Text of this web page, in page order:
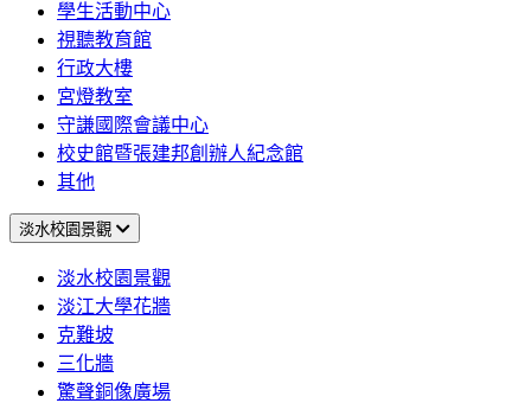
學生活動中心
視聽教育館
行政大樓
宮燈教室
守謙國際會議中心
校史館暨張建邦創辦人紀念館
其他
淡水校園景觀
淡水校園景觀
淡江大學花牆
克難坡
三化牆
驚聲銅像廣場